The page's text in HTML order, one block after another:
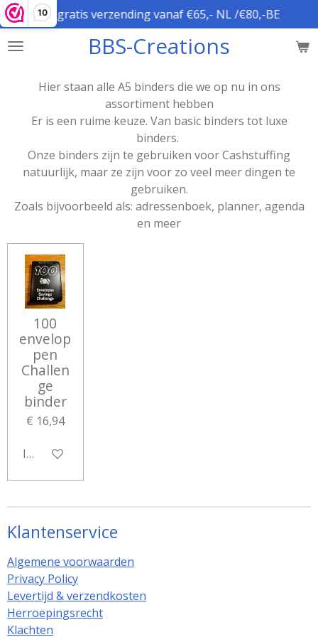
10
Ga
direct
naar
hoofdinhoud
BBS-Creations
gratis verzending vanaf €65,- NL /€80,-BE
Hier staan alle A5 binders die we op nu in ons
assortiment hebben
Er is een ruime keuze. Van basic binders tot luxe
binders.
Onze binders zijn te gebruiken voor Cashstuffing
natuurlijk, maar ze zijn voor zo veel meer dingen te
gebruiken.
Zoals bijvoorbeeld als: adressenboek, planner, agenda
en meer
100
envelop
pen
Challen
ge
binder
€ 16,94
In winkelwagen
Klantenservice
Algemene voorwaarden
Privacy Policy
Levertijd & verzendkosten
Herroepingsrecht
Klachten